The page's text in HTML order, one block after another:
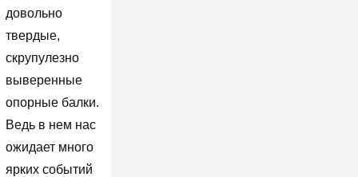
довольно
твердые,
скрупулезно
выверенные
опорные балки.
Ведь в нем нас
ожидает много
ярких событий